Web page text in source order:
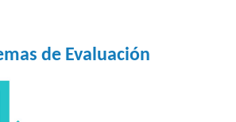
de Evaluación